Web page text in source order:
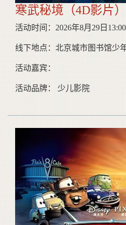
寒武秘境（4D影片）
活动时间：2026年8月29日
线下地点：北京城市图书馆少
活动嘉宾：
活动品牌： 少儿影院